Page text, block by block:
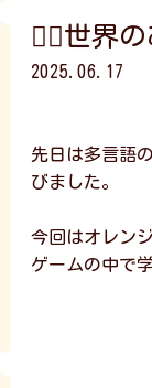
🙋‍♀️世界
2025.06.17
先日は多言語
びました。
今回はオレン
ゲームの中で